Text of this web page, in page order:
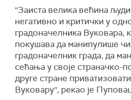
''Заиста велика већина људи
негативно и критички у
градоначелника Вуковара,
покушава да манипулише
градоначелник града, да
сећања у своје страначко-
друге стране
Вуковару'', рекао је